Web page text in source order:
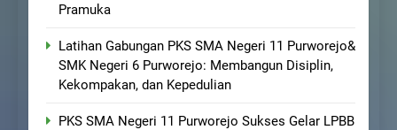
Pramuka
Latihan Gabungan PKS SMA Negeri 11 Purworejo&
SMK Negeri 6 Purworejo: Membangun Disiplin,
Kekompakan, dan Kepedulian
PKS SMA Negeri 11 Purworejo Sukses Gelar LPBB